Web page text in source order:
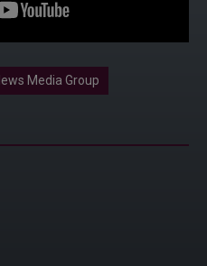
Media Group